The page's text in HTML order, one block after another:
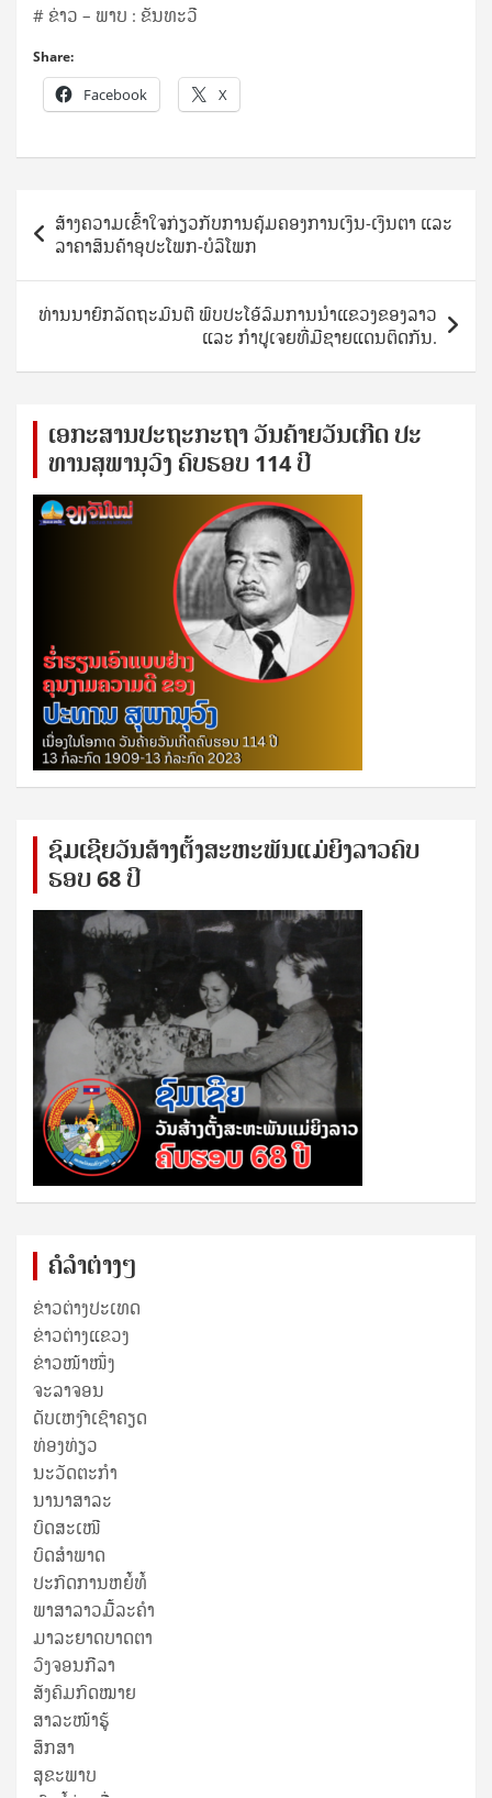
# ຂ່າວ – ພາບ : ຂັນທະວີ
Share:
Facebook X
Post
navigation
ສ້າງຄວາມເຂົ້າໃຈກ່ຽວກັບການຄຸ້ມຄອງການເງິນ-ເງິນຕາ ແລະ
ລາຄາສິນຄ້າອຸປະໂພກ-ບໍລິໂພກ
ທ່ານນາຍົກລັດຖະມົນຕີ ພົບປະໂອ້ລົມການນຳແຂວງຂອງລາວ
ແລະ ກຳປູເຈຍທີ່ມີຊາຍແດນຕິດກັນ.
ເອ​ກະ​ສານ​ປະ​ຖະ​ກະ​ຖ​າ ວັນ​ຄ້າຍ​ວັນ​ເກີດ ປ​ະ​
ທານ​ສຸ​ພາ​ນຸ​ວົງ ຄົບ​ຮອບ 114 ປີ
ຊົ​ມ​ເຊີຍ​ວັນ​ສ້າງ​ຕັ້ງ​ສະ​ຫະ​ພັນ​ແມ່​ຍິງ​​ລາວຄົບ​
ຮອບ 68 ປິ
ຄໍລຳຕ່າງໆ
ຂ່າວຕ່າງປະເທດ
ຂ່າວ​ຕ່າງ​ແຂວງ
ຂ່າວໜ້າໜຶ່ງ
ຈະລາຈອນ
ດັບເຫງົາເຊົາຄຽດ
ທ່ອງທ່ຽວ
ນະວັດຕະກໍາ
ນານາສາລະ
ບົດສະເໜີ
ບົດສໍາພາດ
ປະກົດການຫຍໍ້ທໍ້
ພາສາລາວມື້ລະຄຳ
ມາລະຍາດບາດຕາ
ວົງຈອນກີລາ
ສັງຄົມກົດໝາຍ
ສາລະໜ້າຮູ້
ສຶກສາ
ສຸ​ຂະ​ພາບ